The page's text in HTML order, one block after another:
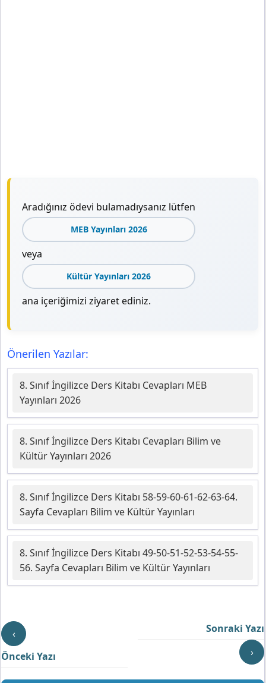
Aradığınız ödevi bulamadıysanız lütfen
MEB Yayınları 2026
veya
Kültür Yayınları 2026
ana içeriğimizi ziyaret ediniz.
Önerilen Yazılar:
8. Sınıf İngilizce Ders Kitabı Cevapları MEB
Yayınları 2026
8. Sınıf İngilizce Ders Kitabı Cevapları Bilim ve
Kültür Yayınları 2026
8. Sınıf İngilizce Ders Kitabı 58-59-60-61-62-63-64.
Sayfa Cevapları Bilim ve Kültür Yayınları
8. Sınıf İngilizce Ders Kitabı 49-50-51-52-53-54-55-
56. Sayfa Cevapları Bilim ve Kültür Yayınları
‹
Önceki Yazı
Sonraki Yazı
›